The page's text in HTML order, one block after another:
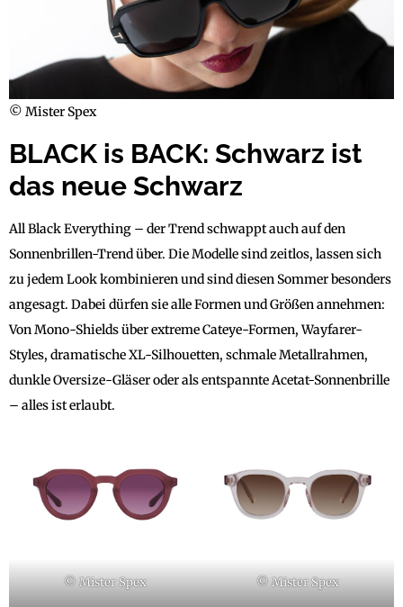
© Mister Spex
BLACK is BACK: Schwarz ist
das neue Schwarz
All Black Everything – der Trend schwappt auch auf den
Sonnenbrillen-Trend über. Die Modelle sind zeitlos, lassen sich
zu jedem Look kombinieren und sind diesen Sommer besonders
angesagt. Dabei dürfen sie alle Formen und Größen annehmen:
Von Mono-Shields über extreme Cateye-Formen, Wayfarer-
Styles, dramatische XL-Silhouetten, schmale Metallrahmen,
dunkle Oversize-Gläser oder als entspannte Acetat-Sonnenbrille
– alles ist erlaubt.
© Mister Spex © Mister Spex